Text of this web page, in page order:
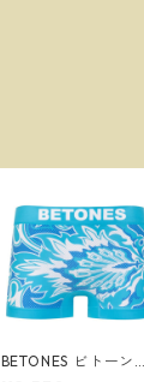
BETONES ビトーンズ